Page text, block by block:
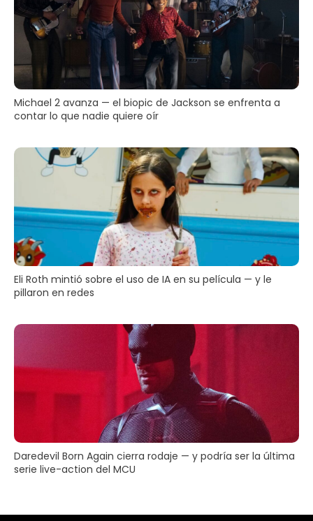
Michael 2 avanza — el biopic de Jackson se enfrenta a
contar lo que nadie quiere oír
Eli Roth mintió sobre el uso de IA en su película — y le
pillaron en redes
Daredevil Born Again cierra rodaje — y podría ser la última
serie live-action del MCU